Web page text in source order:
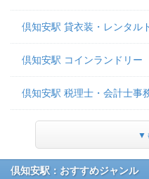
倶知安駅 貸衣装・レンタル
倶知安駅 コインランドリー
倶知安駅 税理士・会計士事
▼
倶知安駅：おすすめジャンル